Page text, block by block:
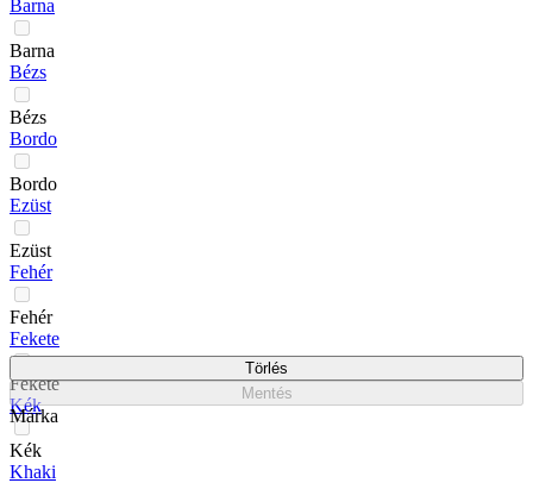
Barna
Barna
Bézs
Bézs
Bordo
Bordo
Ezüst
Ezüst
Fehér
Fehér
Fekete
Fekete
Kék
Kék
Khaki
Törlés
Mentés
Márka